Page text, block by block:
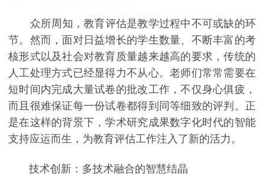
众所周知，教育评估是教学过程中不可或缺的环
节。然而，面对日益增长的学生数量、不断丰富的考
核形式以及社会对教育质量越来越高的要求，传统的
人工处理方式已经显得力不从心。老师们常常需要在
短时间内完成大量试卷的批改工作，不仅身心俱疲，
而且很难保证每一份试卷都得到同等细致的评判。正
是在这样的背景下，学术研究成果数字化时代的智能
支持应运而生，为教育评估工作注入了新的活力。
技术创新：多技术融合的智慧结晶